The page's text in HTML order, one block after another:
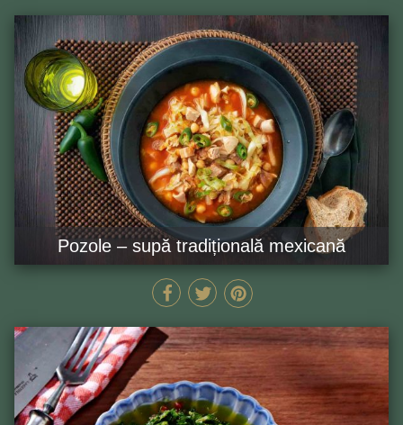
Pozole – supă tradițională mexicană
85 MIN GĂTEȘTE ACUM